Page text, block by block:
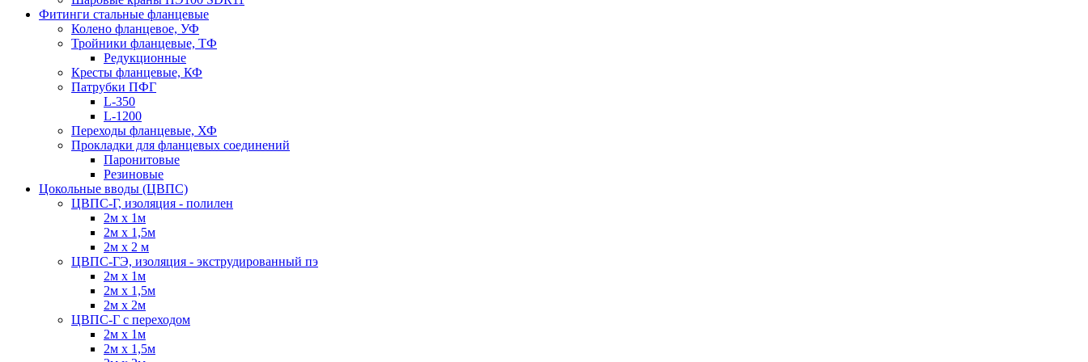
Фитинги стальные фланцевые
Колено фланцевое, УФ
Тройники фланцевые, ТФ
Редукционные
Кресты фланцевые, КФ
Патрубки ПФГ
L-350
L-1200
Переходы фланцевые, ХФ
Прокладки для фланцевых соединений
Паронитовые
Резиновые
Цокольные вводы (ЦВПС)
ЦВПС-Г, изоляция - полилен
2м х 1м
2м х 1,5м
2м х 2 м
ЦВПС-ГЭ, изоляция - экструдированный пэ
2м х 1м
2м х 1,5м
2м х 2м
ЦВПС-Г с переходом
2м х 1м
2м х 1,5м